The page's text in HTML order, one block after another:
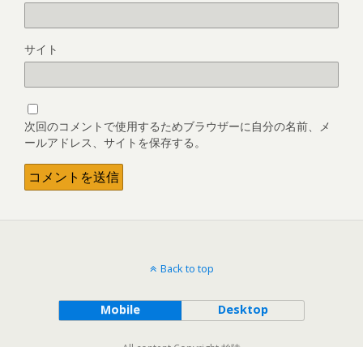
サイト
次回のコメントで使用するためブラウザーに自分の名前、メ
ールアドレス、サイトを保存する。
Back to top
Mobile Desktop